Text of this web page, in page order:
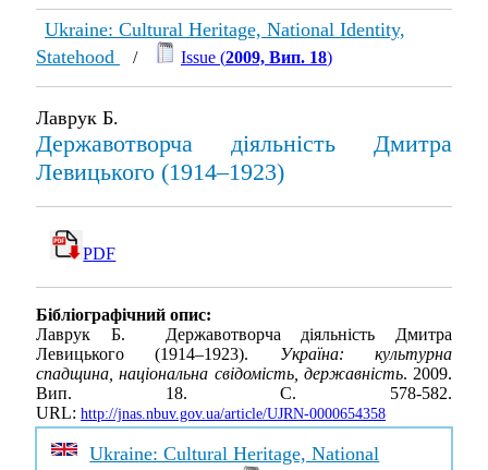
Ukraine: Cultural Heritage, National Identity,
Statehood
/ Issue (2009, Вип. 18)
Лаврук Б.
Державотворча діяльність Дмитра
Левицького (1914–1923)
PDF
Бібліографічний опис:
Лаврук Б. Державотворча діяльність Дмитра
Левицького (1914–1923). Україна: культурна
спадщина, національна свідомість, державність. 2009.
Вип. 18. С. 578-582.
URL: http://jnas.nbuv.gov.ua/article/UJRN-0000654358
Ukraine: Cultural Heritage, National